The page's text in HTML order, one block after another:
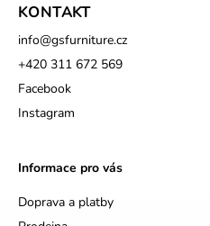
KONTAKT
info@gsfurniture.cz
+420 311 672 569
Facebook
Instagram
Informace pro vás
Doprava a platby